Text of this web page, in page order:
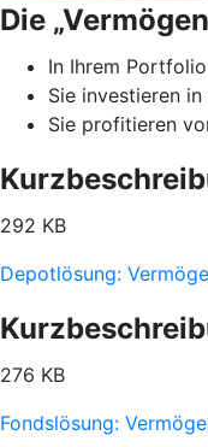
Die
In Ihrem
Sie investieren
Sie profitieren
292 KB
Depotlösung:
276 KB
Fondslösung: